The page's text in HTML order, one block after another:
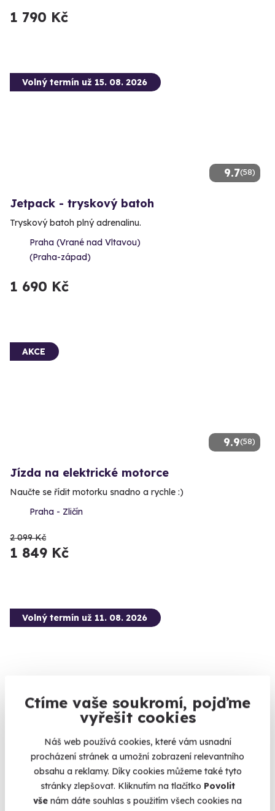
Ctíme vaše soukromí, pojďme
vyřešit cookies
Náš web používá cookies, které vám usnadní
procházení stránek a umožní zobrazení relevantního
obsahu a reklamy. Díky cookies můžeme také tyto
stránky zlepšovat. Kliknutím na tlačítko Povolit
vše nám dáte souhlas s použitím všech cookies na
1 790 Kč
9.7(58)
Volný termín už 15. 08. 2026
Jetpack - tryskový batoh
Tryskový batoh plný adrenalinu.
Praha (Vrané nad Vltavou)
(Praha-západ)
1 690 Kč
9.9(58)
AKCE
Jízda na elektrické motorce
Naučte se řídit motorku snadno a rychle :)
Praha - Zličín
2 099 Kč
1 849 Kč
9.5(56)
Volný termín už 11. 08. 2026
Individuální lekce lezení na stěně
Osvojte si základy lezení na umělé stěně.
Praha (+ 1 další lokalita)
1 990 Kč